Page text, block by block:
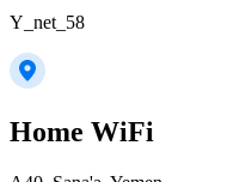
Y_net_58
Home WiFi